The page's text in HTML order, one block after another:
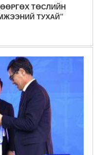
ТӨСЛИЙН
ТУХАЙ”